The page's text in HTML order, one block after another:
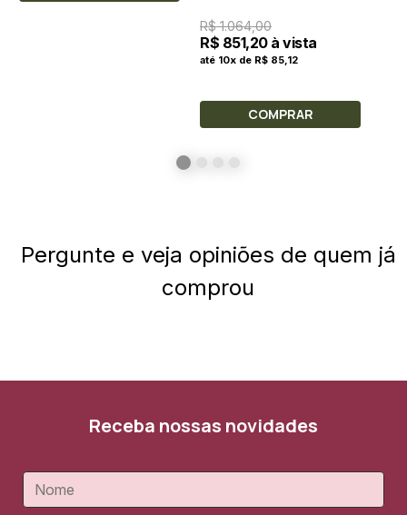
R$ 1.064,00
R$ 851,20 à vista
até 10x de R$ 85,12
COMPRAR
Pergunte e veja opiniões de quem já
comprou
Receba nossas novidades